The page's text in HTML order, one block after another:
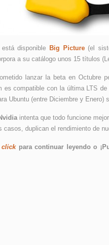
disponible Big Picture(el
a su catálogo unos 15 títulos
lanzar la beta en Octubre
es compatible con la última LTS
Ubuntu (entre Diciembre y Enero)
intenta que todo funcione
casos, duplican el rendimiento de
clickpara continuar leyendo o